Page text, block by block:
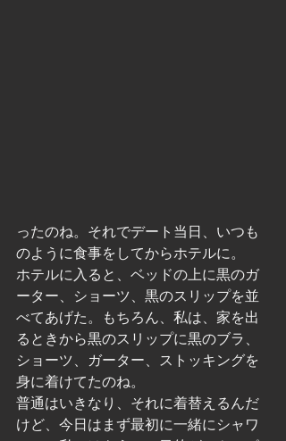
ったのね。それでデート当日、いつも
のように食事をしてからホテルに。
ホテルに入ると、ベッドの上に黒のガ
ーター、ショーツ、黒のスリップを並
べてあげた。もちろん、私は、家を出
るときから黒のスリップに黒のブラ、
ショーツ、ガーター、ストッキングを
身に着けてたのね。
普通はいきなり、それに着替えるんだ
けど、今日はまず最初に一緒にシャワ